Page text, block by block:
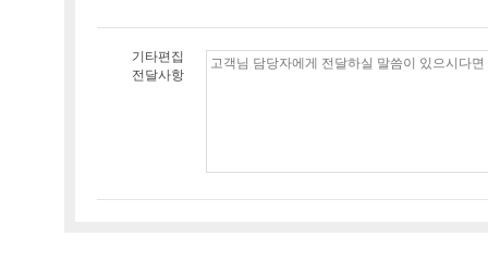
기타편집
전달사항